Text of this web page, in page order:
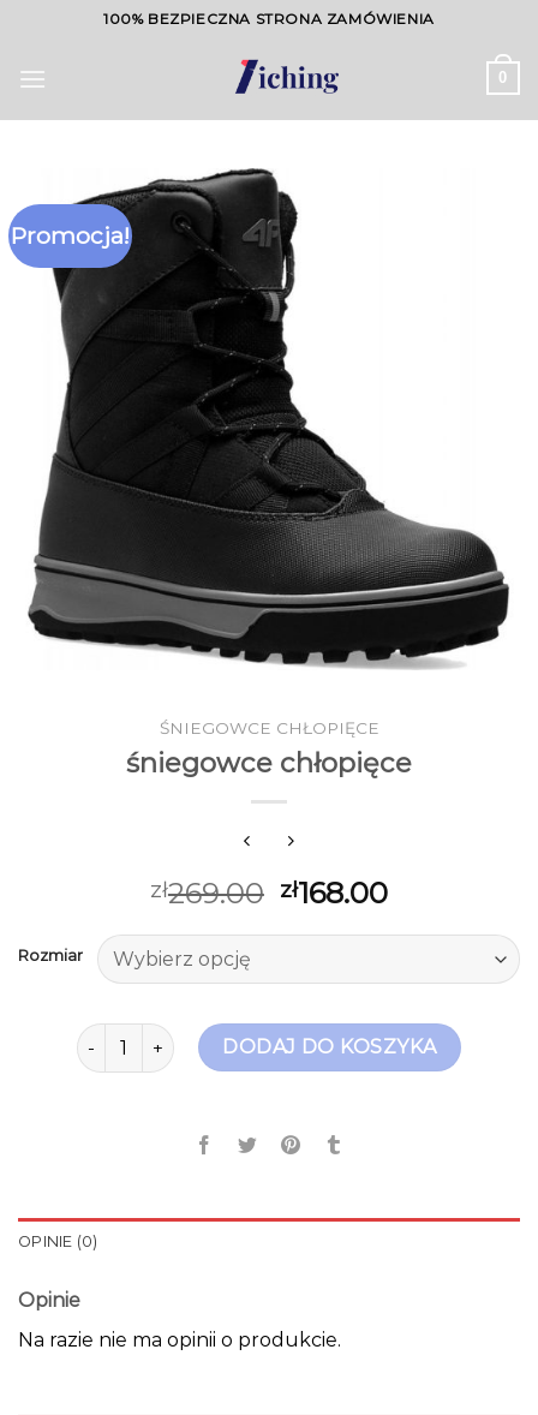
content
100% BEZPIECZNA STRONA ZAMÓWIENIA
0
Promocja!
ŚNIEGOWCE CHŁOPIĘCE
śniegowce chłopięce
zł269.00 zł168.00
Rozmiar
ilość śniegowce chłopięceDODAJ DO KOSZYKA
OPINIE (0)
Opinie
Na razie nie ma opinii o produkcie.